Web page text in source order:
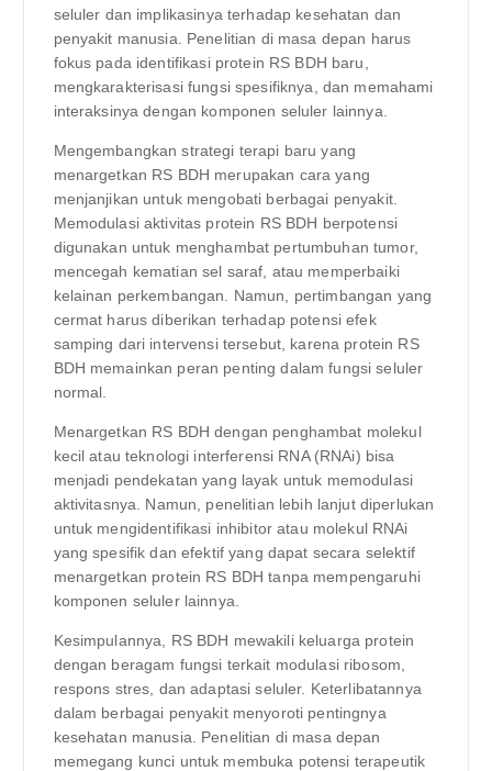
seluler dan implikasinya terhadap kesehatan dan
penyakit manusia. Penelitian di masa depan harus
fokus pada identifikasi protein RS BDH baru,
mengkarakterisasi fungsi spesifiknya, dan memahami
interaksinya dengan komponen seluler lainnya.
Mengembangkan strategi terapi baru yang
menargetkan RS BDH merupakan cara yang
menjanjikan untuk mengobati berbagai penyakit.
Memodulasi aktivitas protein RS BDH berpotensi
digunakan untuk menghambat pertumbuhan tumor,
mencegah kematian sel saraf, atau memperbaiki
kelainan perkembangan. Namun, pertimbangan yang
cermat harus diberikan terhadap potensi efek
samping dari intervensi tersebut, karena protein RS
BDH memainkan peran penting dalam fungsi seluler
normal.
Menargetkan RS BDH dengan penghambat molekul
kecil atau teknologi interferensi RNA (RNAi) bisa
menjadi pendekatan yang layak untuk memodulasi
aktivitasnya. Namun, penelitian lebih lanjut diperlukan
untuk mengidentifikasi inhibitor atau molekul RNAi
yang spesifik dan efektif yang dapat secara selektif
menargetkan protein RS BDH tanpa mempengaruhi
komponen seluler lainnya.
Kesimpulannya, RS BDH mewakili keluarga protein
dengan beragam fungsi terkait modulasi ribosom,
respons stres, dan adaptasi seluler. Keterlibatannya
dalam berbagai penyakit menyoroti pentingnya
kesehatan manusia. Penelitian di masa depan
memegang kunci untuk membuka potensi terapeutik